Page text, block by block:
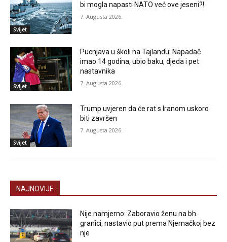
Svijet
bi mogla napasti NATO već ove jeseni?!
7. Augusta 2026.
Svijet
Pucnjava u školi na Tajlandu: Napadač
imao 14 godina, ubio baku, djeda i pet
nastavnika
7. Augusta 2026.
Svijet
Trump uvjeren da će rat s Iranom uskoro
biti završen
7. Augusta 2026.
NAJNOVIJE
Nije namjerno: Zaboravio ženu na bh.
granici, nastavio put prema Njemačkoj bez
nje